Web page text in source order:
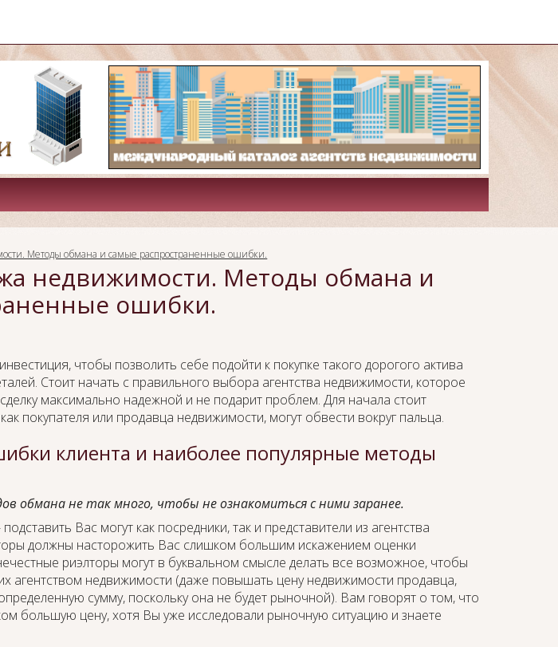
Методы обмана и самые распространенные ошибки.
недвижимости. Методы обмана и
ошибки.
чтобы позволить себе подойти к покупке такого дорогого актива
Стоит начать с правильного выбора агентства недвижимости, которое
максимально надежной и не подарит проблем. Для начала стоит
покупателя или продавца недвижимости, могут обвести вокруг пальца.
клиента и наиболее популярные методы
обмана не так много, чтобы не ознакомиться с ними заранее.
подставить Вас могут как посредники, так и представители из агентства
должны насторожить Вас слишком большим искажением оценки
риэлторы могут в буквальном смысле делать все возможное, чтобы
агентством недвижимости (даже повышать цену недвижимости продавца,
сумму, поскольку она не будет рыночной). Вам говорят о том, что
большую цену, хотя Вы уже исследовали рыночную ситуацию и знаете